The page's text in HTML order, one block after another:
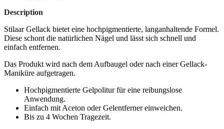
Description
Stilaar Gellack bietet eine hochpigmentierte, langanhaltende Formel.
Diese schont die natürlichen Nägel und lässt sich schnell und
einfach entfernen.
Das Produkt wird nach dem Aufbaugel oder nach einer Gellack-
Maniküre aufgetragen.
Hochpigmentierte Gelpolitur für eine reibungslose
Anwendung.
Einfach mit Aceton oder Gelentferner einweichen.
Bis zu 4 Wochen Tragezeit.